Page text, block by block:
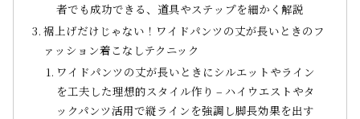
者でも成功できる、道具やステップを細かく解説
裾上げだけじゃない！ワイドパンツの丈が長いときのフ
ァッション着こなしテクニック
ワイドパンツの丈が長いときにシルエットやライン
を工夫した理想的スタイル作り – ハイウエストやタ
ックパンツ活用で縦ラインを強調し脚長効果を出す